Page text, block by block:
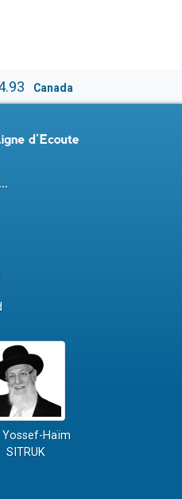
Canada
Yossef-Haïm
SITRUK